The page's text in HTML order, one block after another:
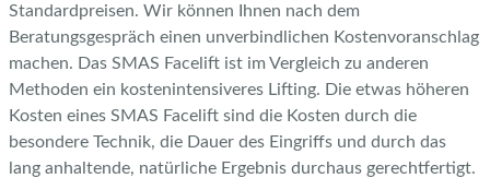
Standardpreisen. Wir können Ihnen nach dem
Beratungsgespräch einen unverbindlichen Kostenvoranschlag
machen. Das SMAS Facelift ist im Vergleich zu anderen
Methoden ein kostenintensiveres Lifting. Die etwas höheren
Kosten eines SMAS Facelift sind die Kosten durch die
besondere Technik, die Dauer des Eingriffs und durch das
lang anhaltende, natürliche Ergebnis durchaus gerechtfertigt.